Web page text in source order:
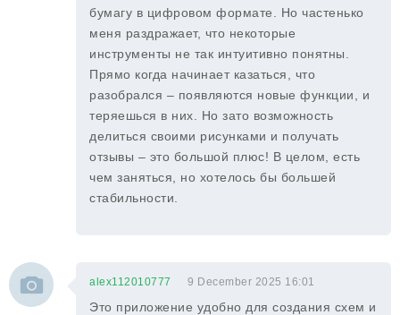
бумагу в цифровом формате. Но частенько
меня раздражает, что некоторые
инструменты не так интуитивно понятны.
Прямо когда начинает казаться, что
разобрался – появляются новые функции, и
теряешься в них. Но зато возможность
делиться своими рисунками и получать
отзывы – это большой плюс! В целом, есть
чем заняться, но хотелось бы большей
стабильности.
alex112010777 9 December 2025 16:01
Это приложение удобно для создания схем и